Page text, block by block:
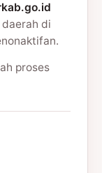
di
proses